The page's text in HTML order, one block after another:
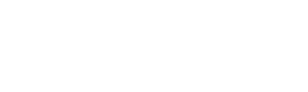
porte. Sua localização privilegiada